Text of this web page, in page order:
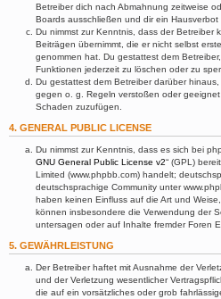
Betreiber dich nach Abmahnung zeitweise
Boards ausschließen und dir ein Hausverbot
Du nimmst zur Kenntnis, dass der Betreiber
Beiträgen übernimmt, die er nicht selbst
genommen hat. Du gestattest dem
Funktionen jederzeit zu löschen oder zu
Du gestattest dem Betreiber darüber
gegen o. g. Regeln verstoßen oder
Schaden zuzufügen.
4. GENERAL PUBLIC LICENSE
Du nimmst zur Kenntnis, dass es sich bei
GNU General Public License v2“ (GPL)
Limited (www.phpbb.com) handelt;
deutschsprachige Community unter
haben keinen Einfluss auf die Art und
können insbesondere die Verwendung der
untersagen oder auf Inhalte fremder Foren
5. GEWÄHRLEISTUNG
Der Betreiber haftet mit Ausnahme der
und der Verletzung wesentlicher
die auf ein vorsätzliches oder grob